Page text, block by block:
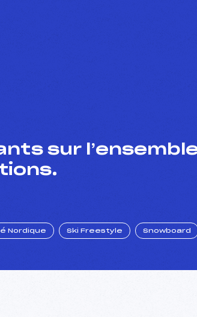
sur
Nordique Ski Freestyle Snowboard